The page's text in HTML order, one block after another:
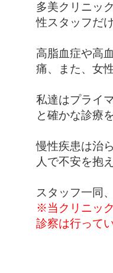
多美クリニッ
性スタッフだ
高脂血症や高
痛、また、女
私達はプライ
と確かな診療
慢性疾患は治
人で不安を抱
スタッフ一同
※当クリニッ
診察は行って